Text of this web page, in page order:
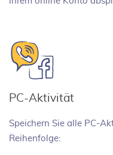
PC-Aktivität
Speichern Sie alle PC-
Reihenfolge: